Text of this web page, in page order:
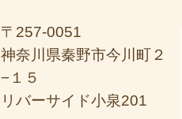
〒257-0051
神奈川県秦野市今川町２
−１５
リバーサイド小泉201